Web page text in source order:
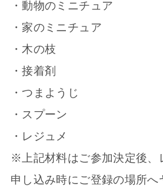
・動物のミニチュア
・家のミニチュア
・木の枝
・接着剤
・つまようじ
・スプーン
・レジュメ
※上記材料はご参加決定後、
申し込み時にご登録の場所へ